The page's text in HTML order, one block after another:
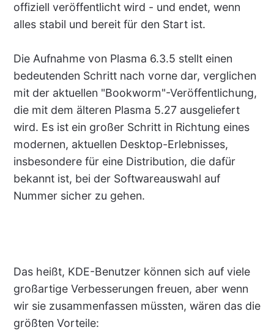
offiziell veröffentlicht wird - und endet, wenn
alles stabil und bereit für den Start ist.
Die Aufnahme von Plasma 6.3.5 stellt einen
bedeutenden Schritt nach vorne dar, verglichen
mit der aktuellen "Bookworm"-Veröffentlichung,
die mit dem älteren Plasma 5.27 ausgeliefert
wird. Es ist ein großer Schritt in Richtung eines
modernen, aktuellen Desktop-Erlebnisses,
insbesondere für eine Distribution, die dafür
bekannt ist, bei der Softwareauswahl auf
Nummer sicher zu gehen.
Das heißt, KDE-Benutzer können sich auf viele
großartige Verbesserungen freuen, aber wenn
wir sie zusammenfassen müssten, wären das die
größten Vorteile: